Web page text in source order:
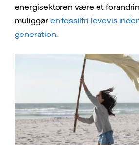
energisektoren være et
muliggør en fossilfri levevis
generation.